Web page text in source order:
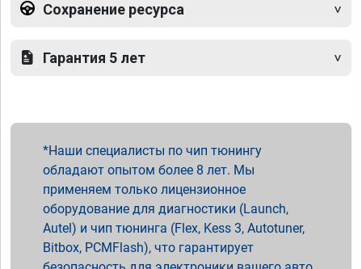
Сохранение ресурса
Гарантия 5 лет
Наши специалисты по чип тюнингу
обладают опытом более 8 лет. Мы
применяем только лицензионное
оборудование для диагностики (Launch,
Autel) и чип тюнинга (Flex, Kess 3, Autotuner,
Bitbox, PCMFlash), что гарантирует